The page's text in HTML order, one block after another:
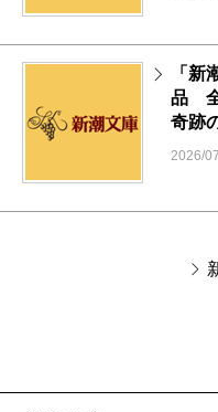
「新
品 全
奇跡
2026/